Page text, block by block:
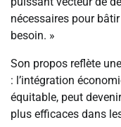
nécessaires pour
besoin. »
Son propos reflète
: l’intégration
équitable, peut
plus efficaces dans